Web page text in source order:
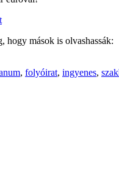
hogy mások is olvashassák:
, folyóirat, ingyenes,